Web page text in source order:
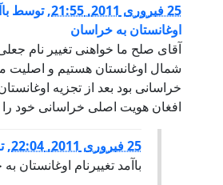
25 فبروری 2011, 21:55 ,توسط
اوغانستان به خراسان
آقای صلح ما خواهنی تغییر نام
شمال اوغانستان هستیم و اصلیت
خراسانی بود بعد از تجزیه
افغان هویت اصلی خراسانی خود را
25 فبروری 2011, 22:04 ,
باآمد تغییرنام اوغانستان